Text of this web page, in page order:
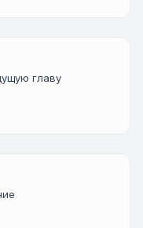
главу